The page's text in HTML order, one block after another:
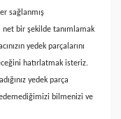
sağlanmış
net bir şekilde tanımlamak
yedek parçalarını
hatırlatmak isteriz.
yedek parça
bilmenizi ve